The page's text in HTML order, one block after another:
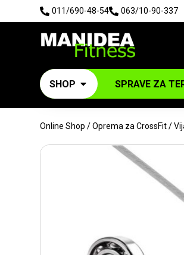
011/690-48-54 063/10-90-337
SHOP SPRAVE ZA
Online Shop /Oprema za CrossFit/